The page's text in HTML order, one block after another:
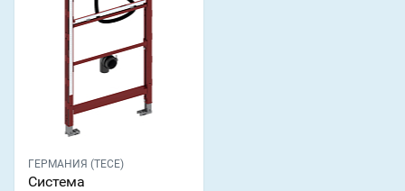
ГЕРМАНИЯ (TECE)
Система